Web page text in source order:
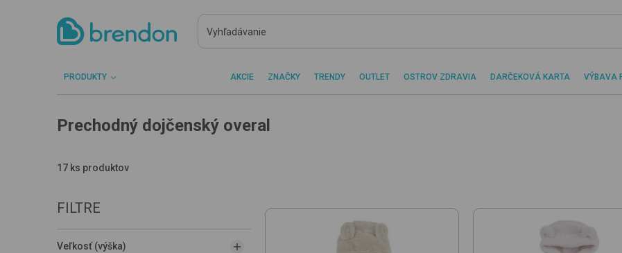
PRODUKTY AKCIE ZNAČKY TRENDY OUTLET OSTROV ZDRAVIA DARČEKOVÁ KARTA VÝBAVA
Prechodný dojčenský overal
17 ks produktov
FILTRE
Veľkosť (výška)